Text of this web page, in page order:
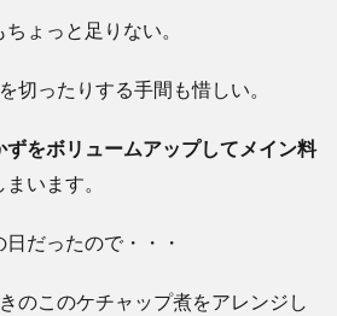
ょっと足りない。
切ったりする手間も惜しい。
ずをボリュームアップしてメイン料
まいます。
だったので・・・
のこのケチャップ煮をアレンジし